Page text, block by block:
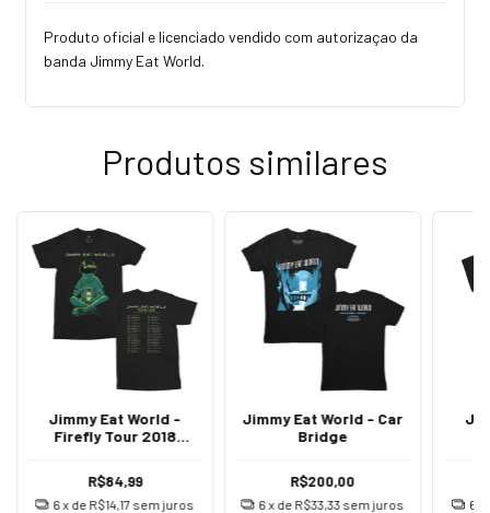
Produto oficial e licenciado vendido com autorizaçao da
banda Jimmy Eat World.
Produtos similares
Jimmy Eat World -
Firefly Tour 2018
R$84,99
6x de R$14,17 sem juros
Jimmy Eat World - Car
Bridge
R$200,00
6 x de R$33,33 sem juros 6